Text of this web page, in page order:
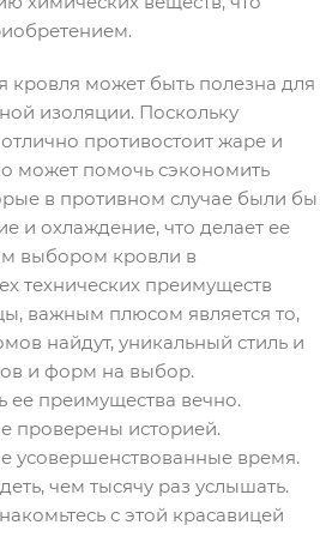
кровля может быть полезна для
изоляции. Поскольку
противостоит жаре и
может помочь сэкономить
в противном случае были бы
и охлаждение, что делает ее
выбором кровли в
технических преимуществ
важным плюсом является то,
найдут, уникальный стиль и
и форм на выбор.
преимущества вечно.
проверены историей.
усовершенствованные время.
чем тысячу раз услышать.
с этой красавицей